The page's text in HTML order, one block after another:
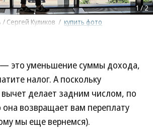
Сергей Куликов / купить фото
1 /2
это уменьшение суммы дохода,
налог. А поскольку
вычет делает задним числом, по
она возвращает вам переплату
мы еще вернемся).